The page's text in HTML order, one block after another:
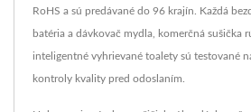
RoHS a sú predávané do 96 krajín. Každá
batéria a dávkovač mydla, komerčná sušička
inteligentné vyhrievané toalety sú testované
kontroly kvality pred odoslaním.